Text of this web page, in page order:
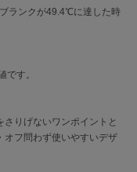
ランクが49.4℃に達した時
す。
りげないワンポイントと
オフ問わず使いやすいデザ